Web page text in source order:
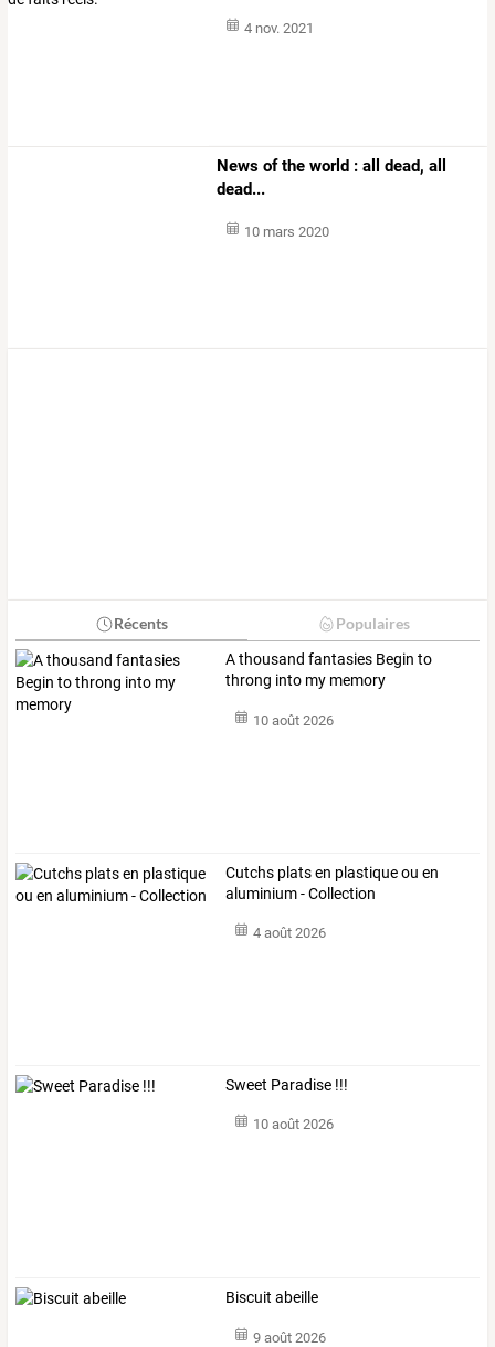
4 nov. 2021
News of the world : all dead, all
dead...
10 mars 2020
Récents Populaires
A thousand fantasies Begin to
throng into my memory
10 août 2026
Cutchs plats en plastique ou en
aluminium - Collection
4 août 2026
Sweet Paradise !!!
10 août 2026
Biscuit abeille
9 août 2026